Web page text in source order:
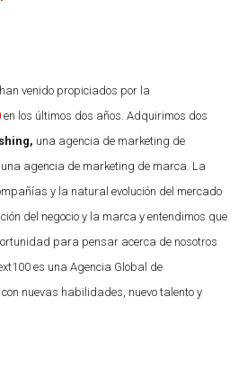
venido propiciados por la
en los últimos dos años. Adquirimos dos
una agencia de marketing de
, una agencia de marketing de marca. La
y la natural evolución del mercado
del negocio y la marca y entendimos que
para pensar acerca de nosotros
es una Agencia Global de
nuevas habilidades, nuevo talento y